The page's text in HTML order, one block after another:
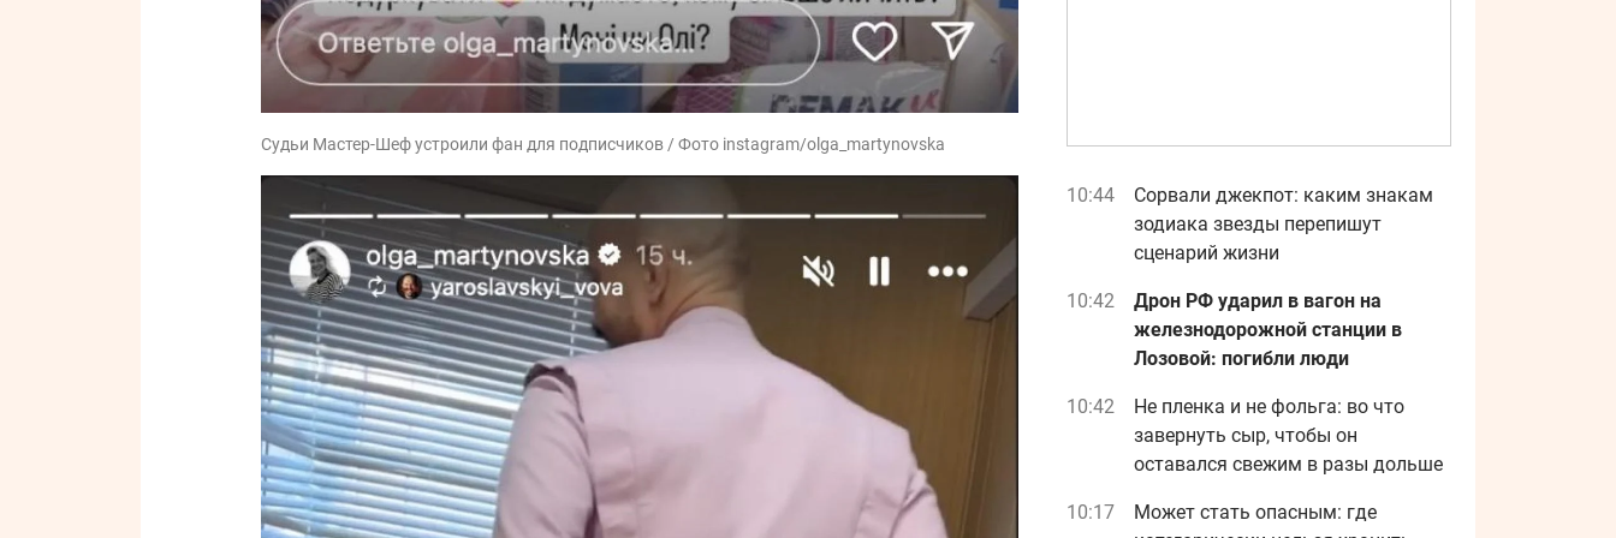
Судьи Мастер-Шеф устроили фан для подписчиков / Фото instagram/olga_martynovska
10:44
Сорвали джекпот: каким знакам
зодиака звезды перепишут
сценарий жизни
10:42
Дрон РФ ударил в вагон на
железнодорожной станции в
Лозовой: погибли люди
10:42
Не пленка и не фольга: во что
завернуть сыр, чтобы он
оставался свежим в разы дольше
10:17
Может стать опасным: где